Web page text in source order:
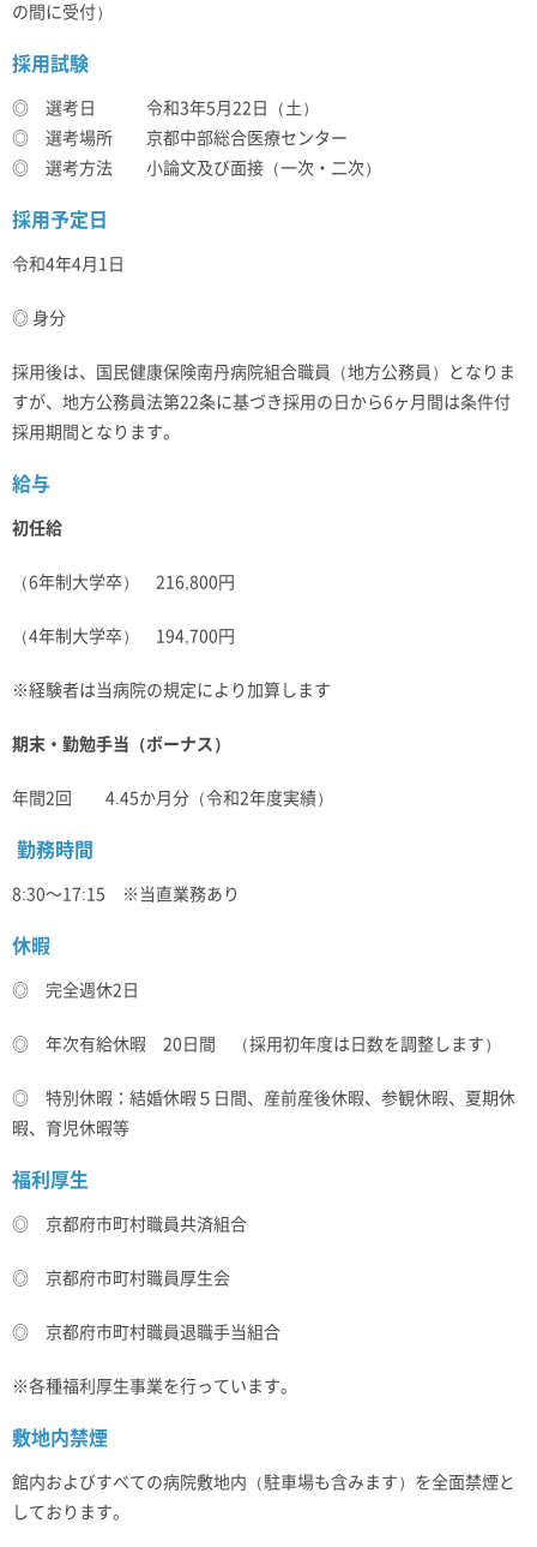
の間に受付）
採用試験
◎ 選考日 令和3年5月22日（土）
◎ 選考場所 京都中部総合医療センター
◎ 選考方法 小論文及び面接（一次・二次）
採用予定日
令和4年4月1日
◎ 身分
採用後は、国民健康保険南丹病院組合職員（地方公務員）となりま
すが、地方公務員法第22条に基づき採用の日から6ヶ月間は条件付
採用期間となります。
給与
初任給
（6年制大学卒） 216,800円
（4年制大学卒） 194,700円
※経験者は当病院の規定により加算します
期末・勤勉手当（ボーナス）
年間2回 4.45か月分（令和2年度実績）
勤務時間
8:30～17:15 ※当直業務あり
休暇
◎ 完全週休2日
◎ 年次有給休暇 20日間 （採用初年度は日数を調整します）
◎ 特別休暇：結婚休暇５日間、産前産後休暇、参観休暇、夏期休
暇、育児休暇等
福利厚生
◎ 京都府市町村職員共済組合
◎ 京都府市町村職員厚生会
◎ 京都府市町村職員退職手当組合
※各種福利厚生事業を行っています。
敷地内禁煙
館内およびすべての病院敷地内（駐車場も含みます）を全面禁煙と
しております。